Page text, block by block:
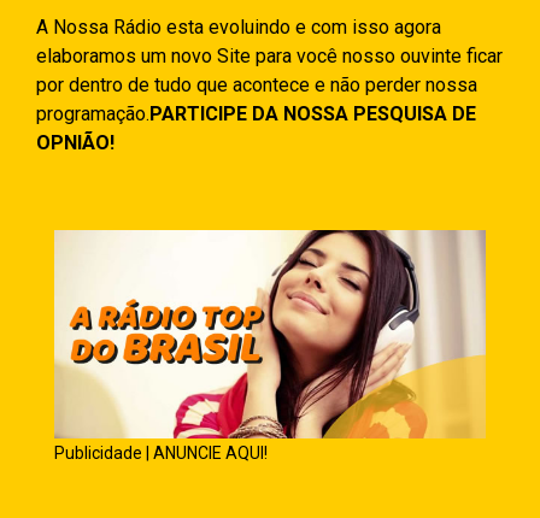
A Nossa Rádio esta evoluindo e com isso agora
elaboramos um novo Site para você nosso ouvinte ficar
por dentro de tudo que acontece e não perder nossa
programação.PARTICIPE DA NOSSA PESQUISA DE
OPNIÃO!
Publicidade | ANUNCIE AQUI!